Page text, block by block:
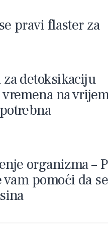
pravi flaster za
detoksikaciju
na
organizma –
vam pomoći da se